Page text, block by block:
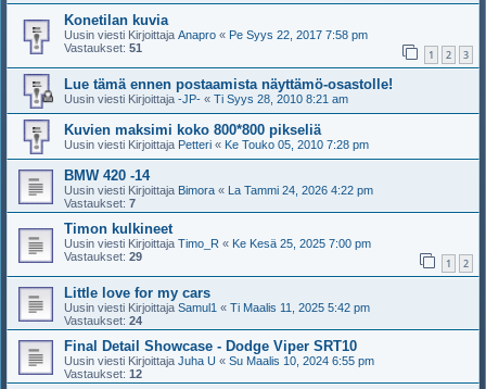
Konetilan kuvia
Uusin viesti Kirjoittaja Anapro « Pe Syys 22, 2017 7:58 pm
Vastaukset: 51 1 2 3
Lue tämä ennen postaamista näyttämö-osastolle!
Uusin viesti Kirjoittaja -JP- « Ti Syys 28, 2010 8:21 am
Kuvien maksimi koko 800*800 pikseliä
Uusin viesti Kirjoittaja Petteri « Ke Touko 05, 2010 7:28 pm
BMW 420 -14
Uusin viesti Kirjoittaja Bimora « La Tammi 24, 2026 4:22 pm
Vastaukset: 7
Timon kulkineet
Uusin viesti Kirjoittaja Timo_R « Ke Kesä 25, 2025 7:00 pm
Vastaukset: 29 1 2
Little love for my cars
Uusin viesti Kirjoittaja Samul1 « Ti Maalis 11, 2025 5:42 pm
Vastaukset: 24
Final Detail Showcase - Dodge Viper SRT10
Uusin viesti Kirjoittaja Juha U « Su Maalis 10, 2024 6:55 pm
Vastaukset: 12